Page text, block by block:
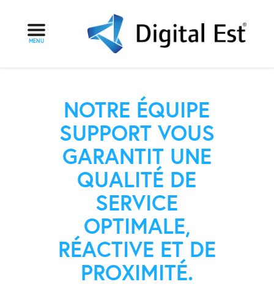
MENU
NOTRE ÉQUIPE
SUPPORT VOUS
GARANTIT UNE
QUALITÉ DE
SERVICE
OPTIMALE,
RÉACTIVE ET DE
PROXIMITÉ.